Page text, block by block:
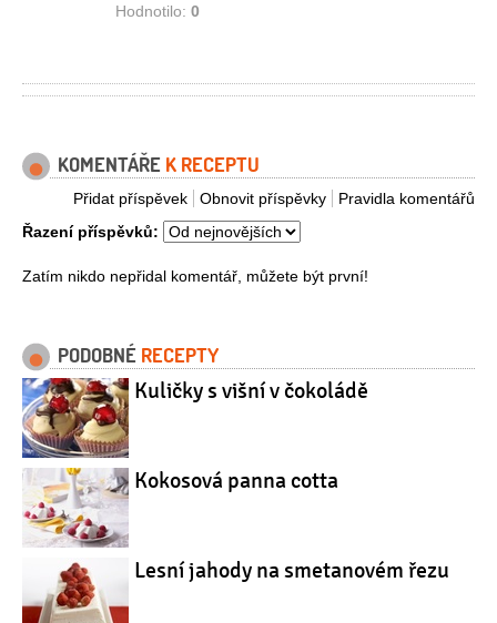
Hodnotilo: 0
KOMENTÁŘE K RECEPTU
Pravidla komentářů
Obnovit příspěvky
Přidat příspěvek
Řazení příspěvků:
Zatím nikdo nepřidal komentář, můžete být první!
PODOBNÉ RECEPTY
Kuličky s višní v čokoládě
Kokosová panna cotta
Lesní jahody na smetanovém řezu